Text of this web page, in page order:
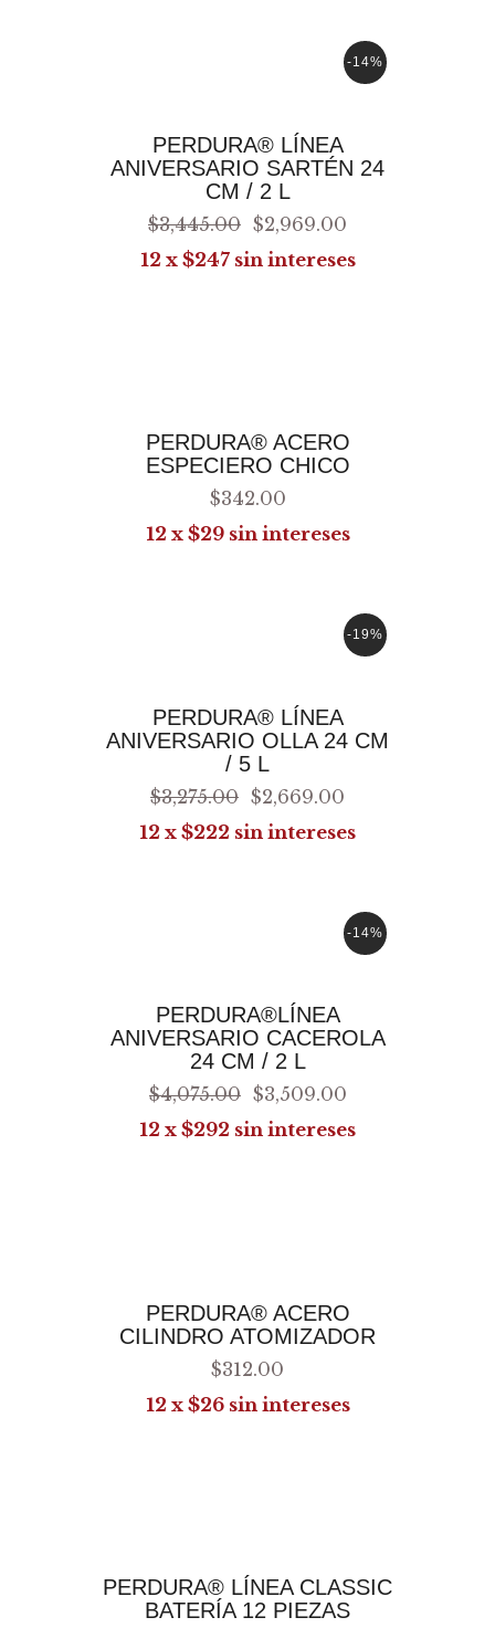
-14%
PERDURA® LÍNEA
ANIVERSARIO SARTÉN 24
CM / 2 L
$3,445.00 $2,969.00
12 x $247 sin intereses
AGREGAR AL CARRITO
PERDURA® ACERO
ESPECIERO CHICO
$342.00
12 x $29 sin intereses
-19%
PERDURA® LÍNEA
ANIVERSARIO OLLA 24 CM
/ 5 L
$3,275.00 $2,669.00
12 x $222 sin intereses
AGREGAR AL CARRITO
-14%
PERDURA®LÍNEA
ANIVERSARIO CACEROLA
24 CM / 2 L
$4,075.00 $3,509.00
12 x $292 sin intereses
AGREGAR AL CARRITO
PERDURA® ACERO
CILINDRO ATOMIZADOR
$312.00
12 x $26 sin intereses
PERDURA® LÍ­NEA CLASSIC
BATERÍ­A 12 PIEZAS